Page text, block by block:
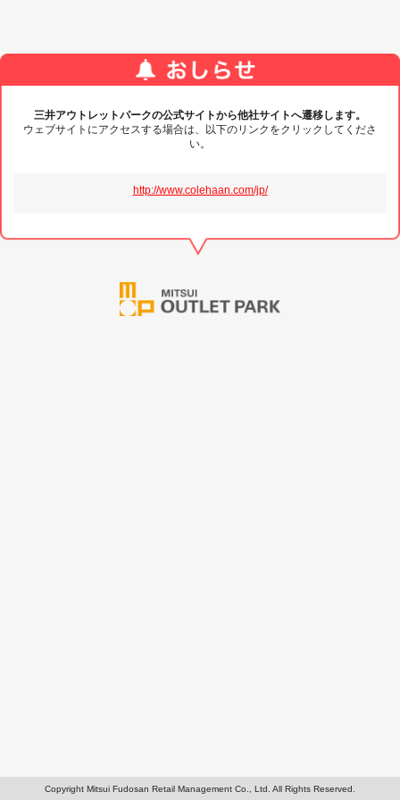
三井アウトレットパークの公式サイトから他社サイトへ遷移します。
ウェブサイトにアクセスする場合は、以下のリンクをクリックしてくださ
い。
http://www.colehaan.com/jp/
Copyright Mitsui Fudosan Retail Management Co., Ltd. All Rights Reserved.